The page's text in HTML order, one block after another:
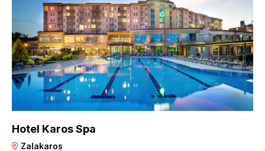
Hotel Karos Spa
Zalakaros